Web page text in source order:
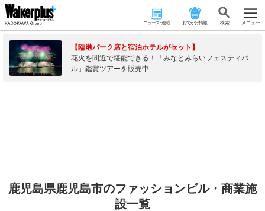
ニュース･連載 おでかけ情報 検 索 メニュー
【臨港パーク席と宿泊ホテルがセット】
花火を間近で堪能できる！「みなとみらいフェスティバ
ル」鑑賞ツアーを販売中
鹿児島県鹿児島市のファッションビル・商業施
設一覧